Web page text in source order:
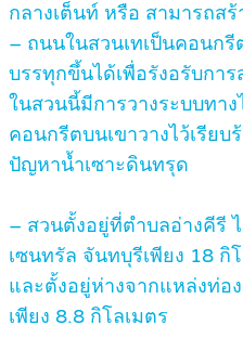
กลางเต็นท์ หรือ สามารถสร้
– ถนนในสวนเทเป็นคอนก
บรรทุกขึ้นได้เพื่อรังอรับการ
ในสวนนี้มีการวางระบบทา
คอนกรีตบนเขาวางไว้เรีย
ปัญหาน้ำเซาะดินทรุด
– สวนตั้งอยู่ที่ตำบลอ่างคีรี
เซนทรัล จันทบุรีเพียง 18 กิ
และตั้งอยู่ห่างจากแหล่งท่อ
เพียง 8.8 กิโลเมตร